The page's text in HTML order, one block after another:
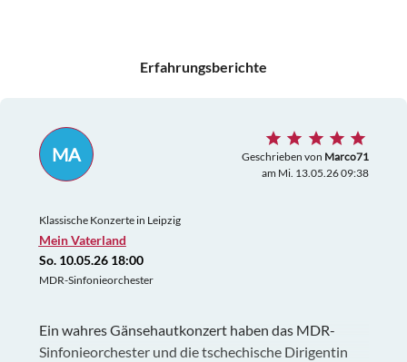
Erfahrungsberichte
MA Geschrieben von Marco71
am Mi. 13.05.26 09:38
Klassische Konzerte in Leipzig
Mein Vaterland
So. 10.05.26 18:00
MDR-Sinfonieorchester
Ein wahres Gänsehautkonzert haben das MDR-
Sinfonieorchester und die tschechische Dirigentin